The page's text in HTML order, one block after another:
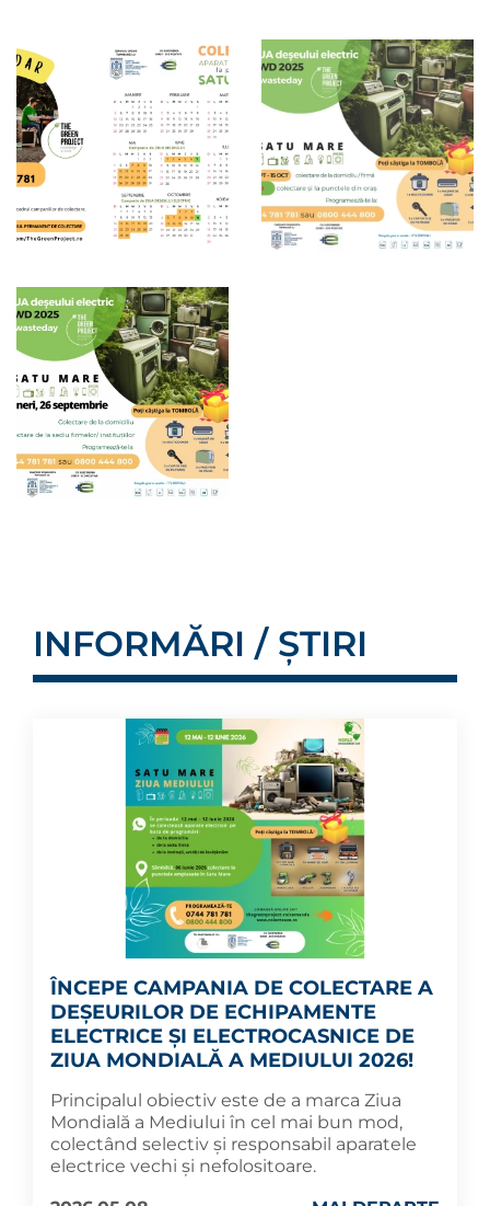
INFORMĂRI / ȘTIRI
ÎNCEPE CAMPANIA DE COLECTARE A
DEȘEURILOR DE ECHIPAMENTE
ELECTRICE ȘI ELECTROCASNICE DE
ZIUA MONDIALĂ A MEDIULUI 2026!
Principalul obiectiv este de a marca Ziua
Mondială a Mediului în cel mai bun mod,
colectând selectiv și responsabil aparatele
electrice vechi și nefolositoare.